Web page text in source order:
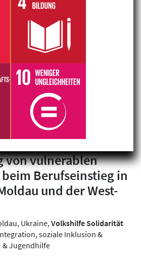
1 gefunden
von vulnerablen
Berufseinstieg in
und der West-
Ukraine, Volkshilfe Solidarität
soziale Inklusion &
& Jugendhilfe